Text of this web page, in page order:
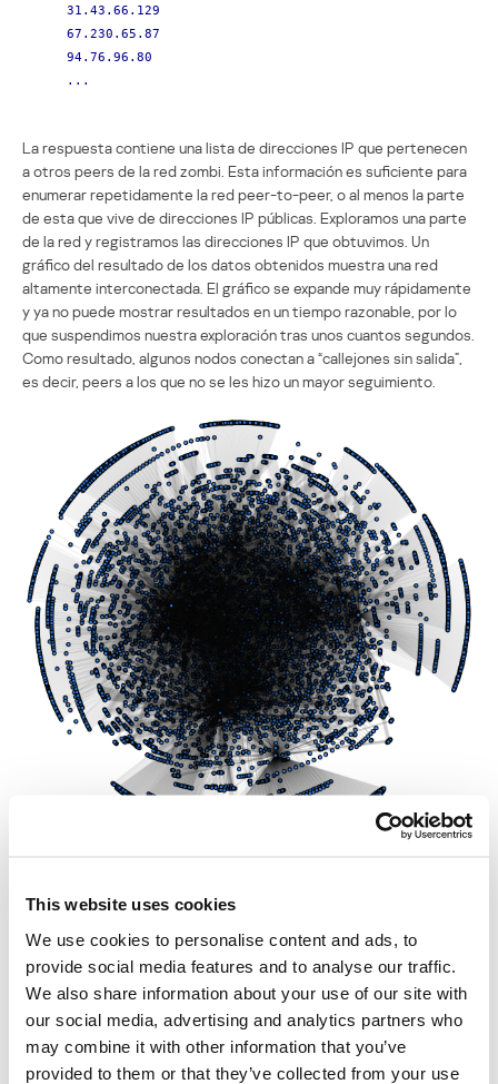
This website uses cookies
We use cookies to personalise content and ads, to
provide social media features and to analyse our traffic.
We also share information about your use of our site with
our social media, advertising and analytics partners who
may combine it with other information that you’ve
provided to them or that they’ve collected from your use
31.43.66.129
67.230.65.87
94.76.96.80
...
La respuesta contiene una lista de direcciones IP que pertenecen
a otros peers de la red zombi. Esta información es suficiente para
enumerar repetidamente la red peer-to-peer, o al menos la parte
de esta que vive de direcciones IP públicas. Exploramos una parte
de la red y registramos las direcciones IP que obtuvimos. Un
gráfico del resultado de los datos obtenidos muestra una red
altamente interconectada. El gráfico se expande muy rápidamente
y ya no puede mostrar resultados en un tiempo razonable, por lo
que suspendimos nuestra exploración tras unos cuantos segundos.
Como resultado, algunos nodos conectan a “callejones sin salida”,
es decir, peers a los que no se les hizo un mayor seguimiento.
Partes de la Botnet Miner peer-to-peer
Existen tres listas separadas de anfitriones:ip_list,ip_list_2
ip_list_3: Sin embargo, durante las pruebas que realizamos, la
última lista siempre aparecía vacía. Una exploración de siete horas
realizada en las redes correspondientes a las primeras dos listas
anfitriones para 28.675anfitriones para
ip_list_2
, con sólo 57 anfitriones que comparten ambas listas y